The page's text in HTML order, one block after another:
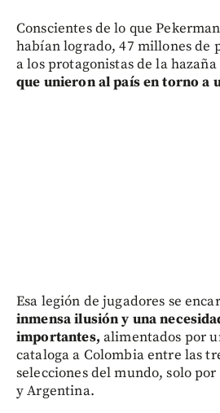
Conscientes de lo que
habían logrado, 47 millones de
a los protagonistas de la hazaña
que unieron al país en torno a
Esa legión de jugadores se
inmensa ilusión y una
importantes, alimentados por
cataloga a Colombia entre las
selecciones del mundo, solo
y Argentina.